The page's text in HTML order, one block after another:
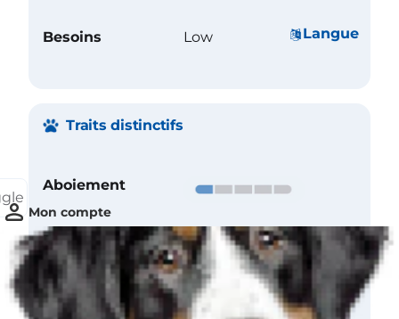
Langue
Mon compte
Besoins Low
Traits distinctifs
Aboiement
Ronflement
Tendance à baver